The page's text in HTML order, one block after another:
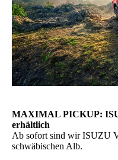
MAXIMAL PICKUP:
erhältlich
Ab sofort sind wir ISUZU
schwäbischen Alb.